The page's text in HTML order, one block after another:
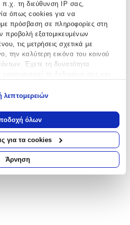
τη διεύθυνση IP σας,
όπως cookies για να
πρόσβαση σε πληροφορίες στη
εξατομικευμένων
τις μετρήσεις σχετικά με
την καλύτερη εικόνα του κοινού
Έχετε τη δυνατότητα
σχετικά με τη γεωγραφική
μπορεί να είναι ακριβείς σε
συσκευή σας σαρώνοντας ενεργά
(δακτυλικό αποτύπωμα)
με τον τρόπο επεξεργασίας των
λεπτομερειών
όλων
για τα cookies
Άρνηση